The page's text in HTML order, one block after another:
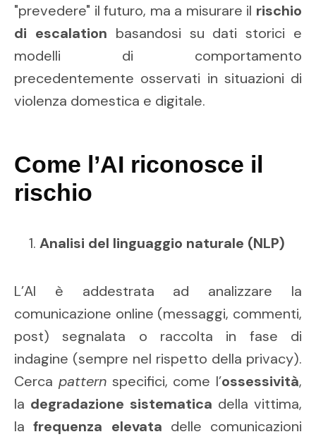
"prevedere" il futuro, ma a misurare il rischio
di escalation basandosi su dati storici e
modelli di comportamento
precedentemente osservati in situazioni di
violenza domestica e digitale.
Come l’AI riconosce il
rischio
Analisi del linguaggio naturale (NLP)
L’AI è addestrata ad analizzare la
comunicazione online (messaggi, commenti,
post) segnalata o raccolta in fase di
indagine (sempre nel rispetto della privacy).
Cerca patternspecifici, come l’ossessività,
la degradazione sistematica della vittima,
lafrequenza elevata delle comunicazioni